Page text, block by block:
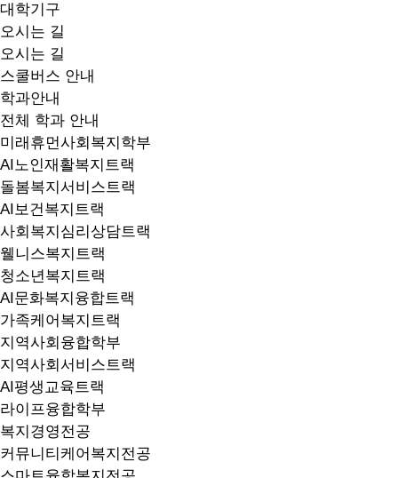
대학기구
오시는 길
오시는 길
스쿨버스 안내
학과안내
전체 학과 안내
미래휴먼사회복지학부
AI노인재활복지트랙
돌봄복지서비스트랙
AI보건복지트랙
사회복지심리상담트랙
웰니스복지트랙
청소년복지트랙
AI문화복지융합트랙
가족케어복지트랙
지역사회융합학부
지역사회서비스트랙
AI평생교육트랙
라이프융합학부
복지경영전공
커뮤니티케어복지전공